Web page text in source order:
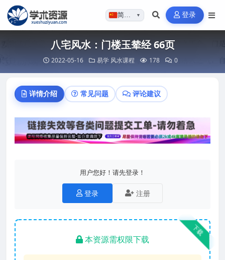
简体…▼ 登录
八宅风水：门楼玉辇经 66页
2022-05-16 易学 风水课程 178 0
详情介绍 常见问题 评论建议
用户您好！请先登录！
登录 注册
下载
本资源需权限下载